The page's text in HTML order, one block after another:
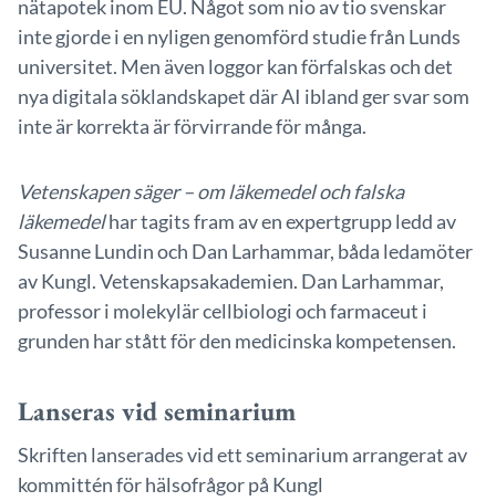
nätapotek inom EU. Något som nio av tio svenskar
inte gjorde i en nyligen genomförd studie från Lunds
universitet. Men även loggor kan förfalskas och det
nya digitala söklandskapet där AI ibland ger svar som
inte är korrekta är förvirrande för många.
Vetenskapen säger – om läkemedel och falska
läkemedelhar tagits fram av en expertgrupp ledd av
Susanne Lundin och Dan Larhammar, båda ledamöter
av Kungl. Vetenskapsakademien. Dan Larhammar,
professor i molekylär cellbiologi och farmaceut i
grunden har stått för den medicinska kompetensen.
Lanseras vid seminarium
Skriften lanserades vid ett seminarium arrangerat av
kommittén för hälsofrågor på Kungl